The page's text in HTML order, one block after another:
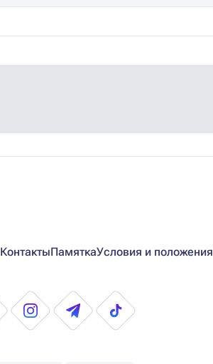
КонтактыПамяткаУсловия и положения